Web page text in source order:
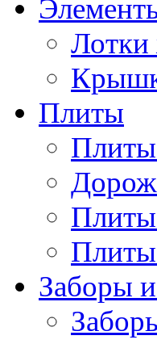
Лотки
Плиты
Плиты
Заборы